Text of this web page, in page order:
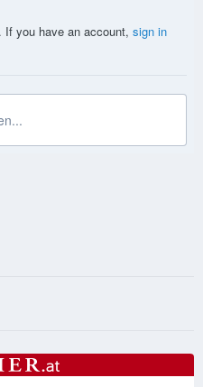
If you have an account, sign in